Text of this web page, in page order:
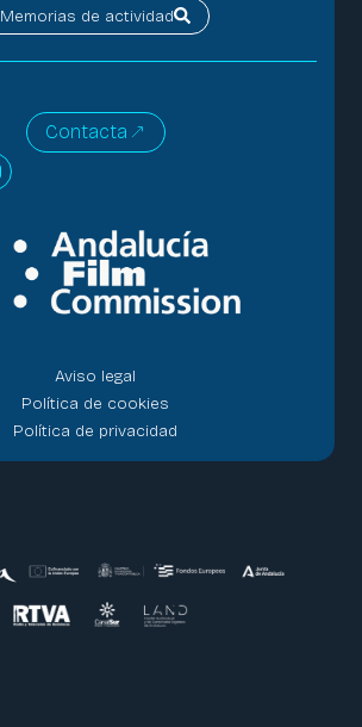
Memorias de actividad
Contacta
Aviso legal
Política de cookies
Política de privacidad